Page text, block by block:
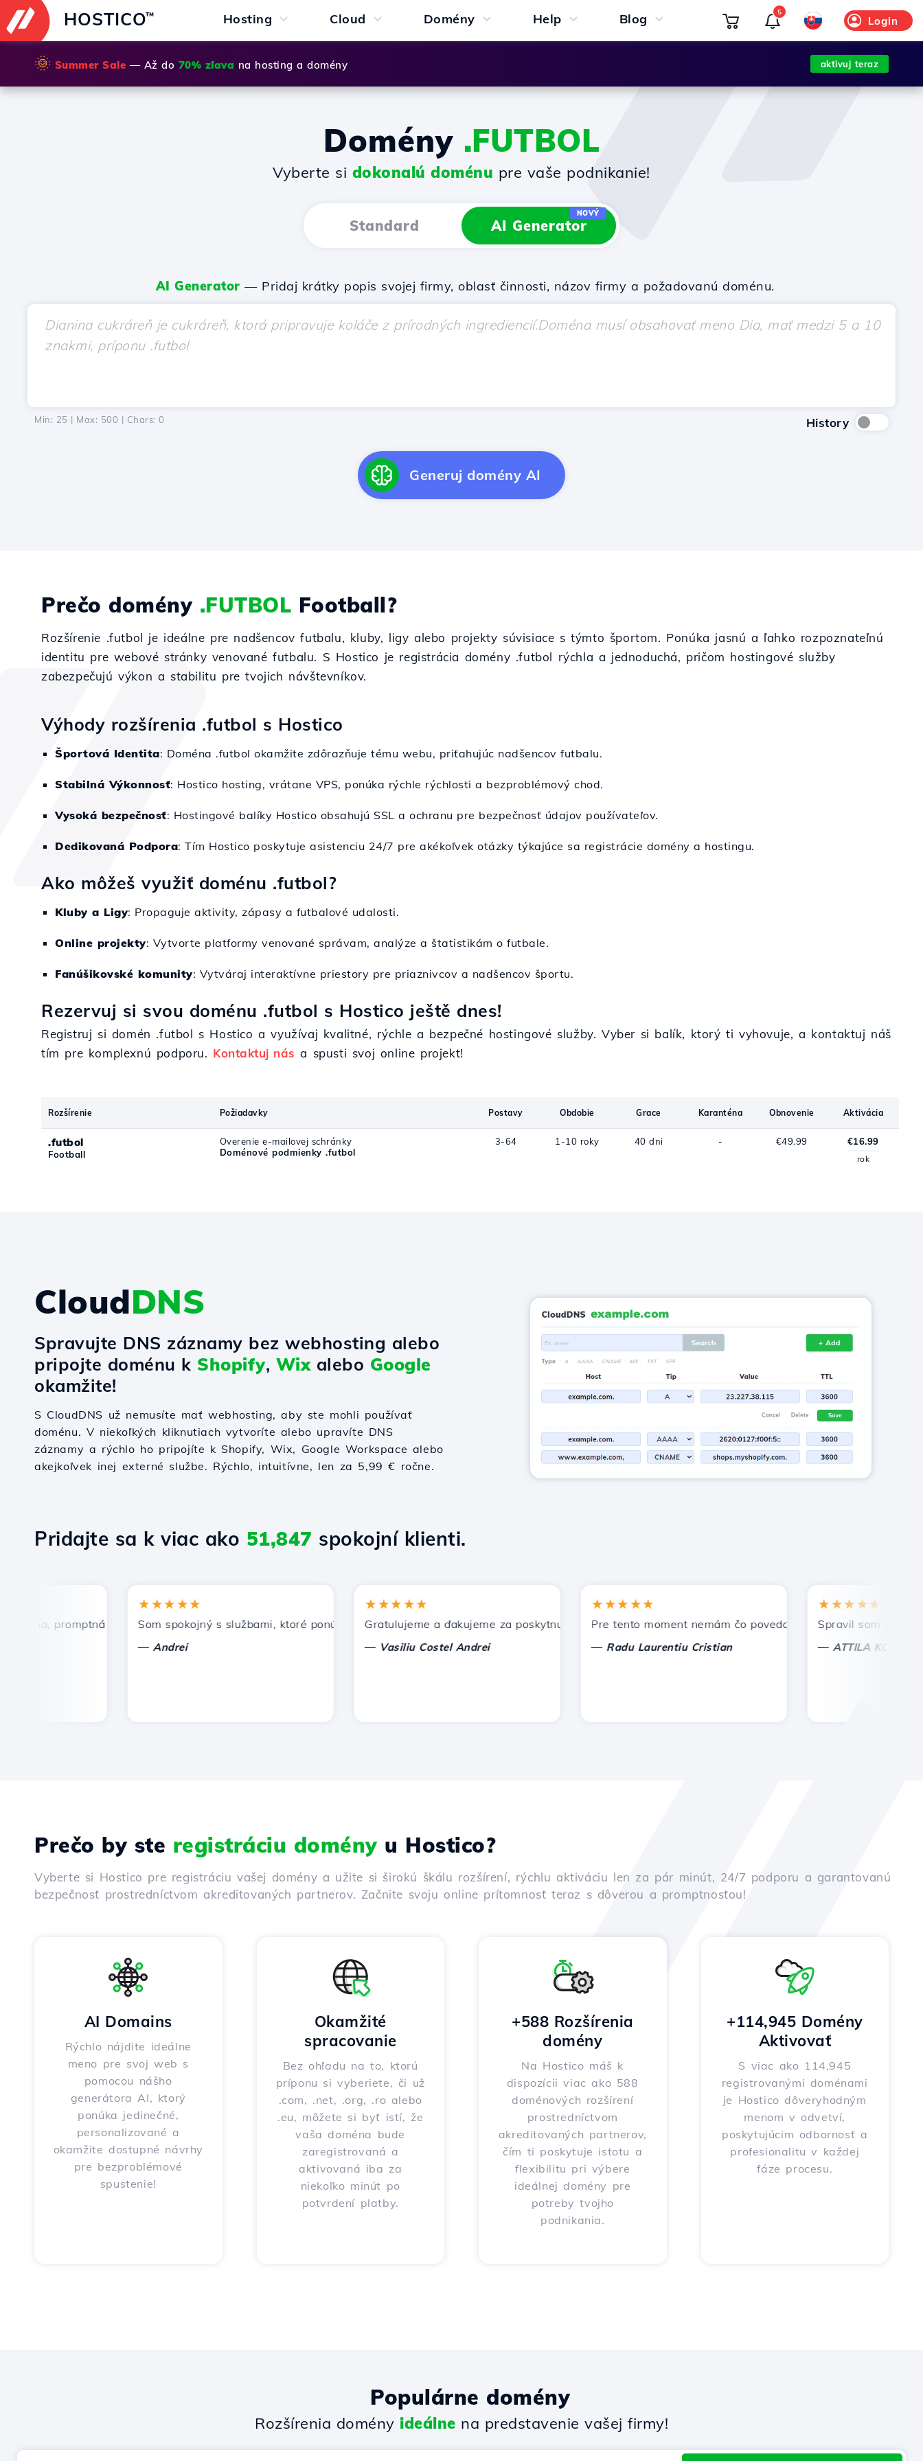
HOSTICO™ Hosting Cloud Domény Help Blog Login
5
🌞 Summer Sale — Až do 70% zľava na hosting a domény aktivuj teraz
Domény .FUTBOL
Vyberte si dokonalú doménu pre vaše podnikanie!
Standard AI Generator
NOVÝ
AI Generator — Pridaj krátky popis svojej firmy, oblasť činnosti, názov firmy a požadovanú doménu.
Min: 25 | Max: 500 | Chars: 0 History
Generuj domény AI
Prečo domény .FUTBOL Football?
Rozšírenie .futbol je ideálne pre nadšencov futbalu, kluby, ligy alebo projekty súvisiace s týmto športom. Ponúka jasnú a ľahko rozpoznateľnú
identitu pre webové stránky venované futbalu. S Hostico je registrácia domény .futbol rýchla a jednoduchá, pričom hostingové služby
zabezpečujú výkon a stabilitu pre tvojich návštevníkov.
Výhody rozšírenia .futbol s Hostico
Športová Identita: Doména .futbol okamžite zdôrazňuje tému webu, priťahujúc nadšencov futbalu.
Stabilná Výkonnosť: Hostico hosting, vrátane VPS, ponúka rýchle rýchlosti a bezproblémový chod.
Vysoká bezpečnosť: Hostingové balíky Hostico obsahujú SSL a ochranu pre bezpečnosť údajov používateľov.
Dedikovaná Podpora: Tím Hostico poskytuje asistenciu 24/7 pre akékoľvek otázky týkajúce sa registrácie domény a hostingu.
Ako môžeš využiť doménu .futbol?
Kluby a Ligy: Propaguje aktivity, zápasy a futbalové udalosti.
Online projekty: Vytvorte platformy venované správam, analýze a štatistikám o futbale.
Fanúšikovské komunity: Vytváraj interaktívne priestory pre priaznivcov a nadšencov športu.
Rezervuj si svou doménu .futbol s Hostico ještě dnes!
Registruj si domén .futbol s Hostico a využívaj kvalitné, rýchle a bezpečné hostingové služby. Vyber si balík, ktorý ti vyhovuje, a kontaktuj náš
tím pre komplexnú podporu. Kontaktuj nás a spusti svoj online projekt!
Rozšírenie Požiadavky Postavy Obdobie Grace Karanténa Obnovenie Aktivácia
.futbol
Football
Overenie e-mailovej schránky
Doménové podmienky .futbol
3-64 1-10 roky 40 dni - €49.99 €16.99
rok
CloudDNS
Spravujte DNS záznamy bez webhosting alebo
pripojte doménu k Shopify, Wixalebo Google
okamžite!
S CloudDNS už nemusíte mať webhosting, aby ste mohli používať
doménu. V niekoľkých kliknutiach vytvoríte alebo upravíte DNS
záznamy a rýchlo ho pripojíte k Shopify, Wix, Google Workspace alebo
akejkoľvek inej externé službe. Rýchlo, intuitívne, len za 5,99 € ročne.
Pridajte sa k viac ako 51,847 spokojní klienti.
promptná a efektívna technická podpora.
★★★★★
Som spokojný s službami, ktoré ponúka Hostico. Odporučil som vás iným známym.
Andrei
★★★★★
Gratulujeme a ďakujeme za poskytnutú podporu!
Vasiliu Costel Andrei
★★★★★
Pre tento moment nemám čo povedať, len oceniť. S osobitnou
Radu Laurentiu Cristian
★★★★★
Spravil som správnu
ATTILA KOLES
Prečo by ste registráciu doményu Hostico?
Vyberte si Hostico pre registráciu vašej domény a užite si širokú škálu rozšírení, rýchlu aktiváciu len za pár minút, 24/7 podporu a garantovanú
bezpečnosť prostredníctvom akreditovaných partnerov. Začnite svoju online prítomnosť teraz s dôverou a promptnosťou!
AI Domains
Rýchlo nájdite ideálne
meno pre svoj web s
pomocou nášho
generátora AI, ktorý
ponúka jedinečné,
personalizované a
okamžite dostupné návrhy
pre bezproblémové
spustenie!
Okamžité
spracovanie
Bez ohľadu na to, ktorú
príponu si vyberiete, či už
.com, .net, .org, .ro alebo
.eu, môžete si byť istí, že
vaša doména bude
zaregistrovaná a
aktivovaná iba za
niekoľko minút po
potvrdení platby.
+588 Rozšírenia
domény
Na Hostico máš k
dispozícii viac ako 588
doménových rozšírení
prostredníctvom
akreditovaných partnerov,
čím ti poskytuje istotu a
flexibilitu pri výbere
ideálnej domény pre
potreby tvojho
podnikania.
+114,945 Domény
Aktivovať
S viac ako 114,945
registrovanými doménami
je Hostico dôveryhodným
menom v odvetví,
poskytujúcim odbornosť a
profesionalitu v každej
fáze procesu.
Populárne domény
Rozšírenia domény ideálne na predstavenie vašej firmy!